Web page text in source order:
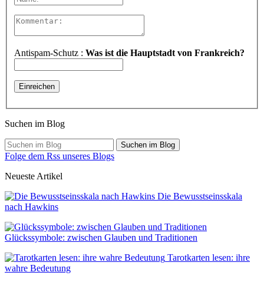
Antispam-Schutz : Was ist die Hauptstadt von Frankreich?
Suchen im Blog
Suchen im Blog
Folge dem Rss unseres Blogs
Neueste Artikel
Die Bewusstseinsskala
nach Hawkins
Glückssymbole: zwischen Glauben und Traditionen
Tarotkarten lesen: ihre
wahre Bedeutung